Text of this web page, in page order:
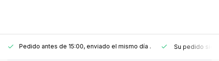
Pedido antes de 15:00, enviado el mismo día . Su pedido